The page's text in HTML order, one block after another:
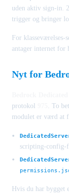
uden aktiv sign-in.
trigger og bringer
For
antager internet for
Nyt for
protokol
. To
modulet er værd at
scripting-config-
Hvis du har bygget